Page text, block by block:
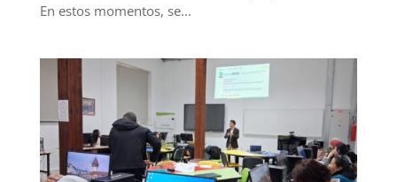
En estos momentos, se...